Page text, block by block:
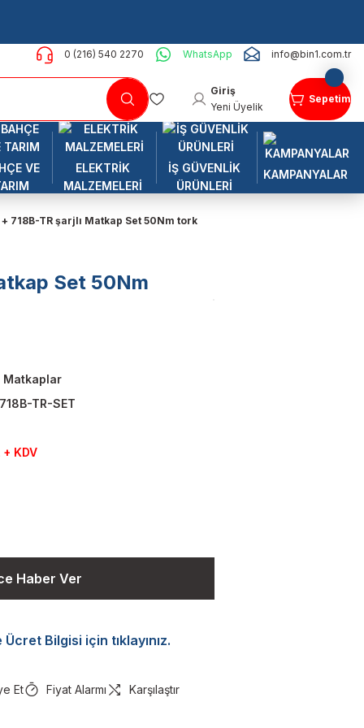
0 (216) 540 2270 WhatsApp info@bin1.com.tr
Giriş
Yeni Üyelik
Sepetim
VE
ELEKTRİK
MALZEMELERİ
İŞ GÜVENLİK
ÜRÜNLERİ
KAMPANYALAR
718B-TR şarjlı Matkap Set 50Nm tork
Set 50Nm
Matkaplar
TR-SET
KDV
Haber Ver
Bilgisi için tıklayınız.
Et Fiyat Alarmı Karşılaştır